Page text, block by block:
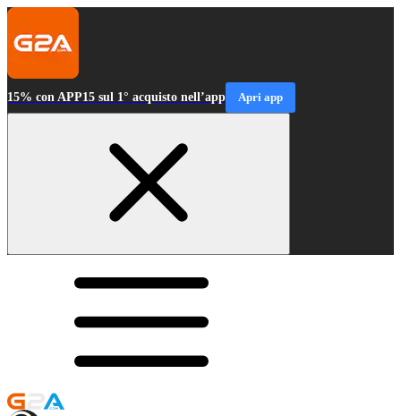
15% con APP15 sul 1° acquisto nell’app Apri app